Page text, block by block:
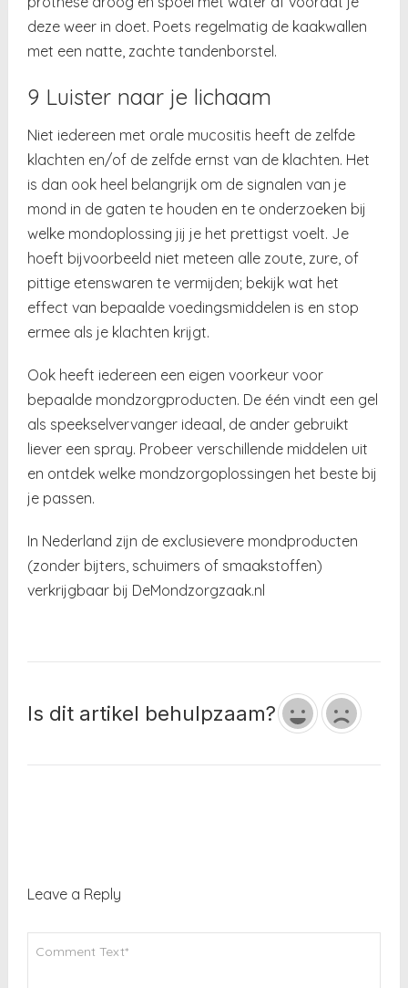
deze weer in doet. Poets regelmatig de kaakwallen
met een natte, zachte tandenborstel.
9 Luister naar je lichaam
Niet iedereen met orale mucositis heeft de zelfde
klachten en/of de zelfde ernst van de klachten. Het
is dan ook heel belangrijk om de signalen van je
mond in de gaten te houden en te onderzoeken bij
welke mondoplossing jij je het prettigst voelt. Je
hoeft bijvoorbeeld niet meteen alle zoute, zure, of
pittige etenswaren te vermijden; bekijk wat het
effect van bepaalde voedingsmiddelen is en stop
ermee als je klachten krijgt.
Ook heeft iedereen een eigen voorkeur voor
bepaalde mondzorgproducten. De één vindt een gel
als speekselvervanger ideaal, de ander gebruikt
liever een spray. Probeer verschillende middelen uit
en ontdek welke mondzorgoplossingen het beste bij
je passen.
In Nederland zijn de exclusievere mondproducten
(zonder bijters, schuimers of smaakstoffen)
verkrijgbaar bij DeMondzorgzaak.nl
Is dit artikel behulpzaam?
Leave a Reply